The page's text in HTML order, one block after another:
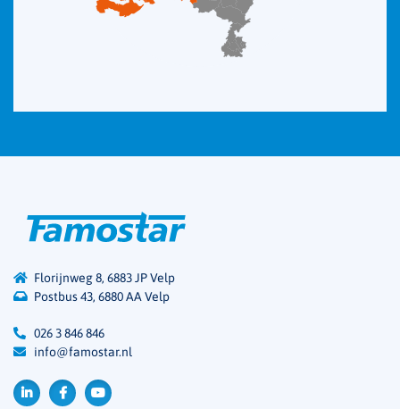
Florijnweg 8, 6883 JP Velp
Postbus 43, 6880 AA Velp
026 3 846 846
info@famostar.nl